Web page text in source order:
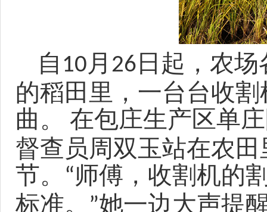
自 10 月 26 日起，农
的稻田里，一台台收
曲。
在包庄生产区单
督查员周双玉站在农田
节。
“师傅，收割机的
标准。
”她一边大声提